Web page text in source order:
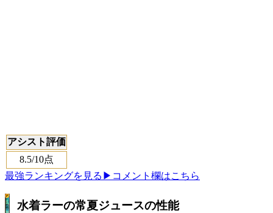
アシスト評価
8.5/10点
最強ランキングを見る ▶コメント欄はこちら
水着ラーの常夏ジュースの性能